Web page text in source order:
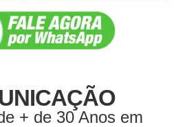
+ de 30 Anos em